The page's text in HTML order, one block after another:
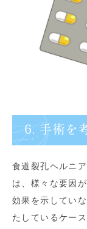
6. 手術を
食道裂孔ヘルニ
は、様々な要因
効果を示してい
たしているケー